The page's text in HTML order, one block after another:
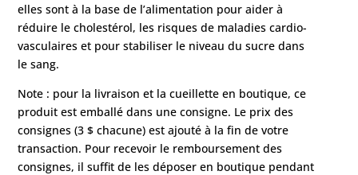
elles sont à la base de l’alimentation pour aider à
réduire le cholestérol, les risques de maladies cardio-
vasculaires et pour stabiliser le niveau du sucre dans
le sang.
Note : pour la livraison et la cueillette en boutique, ce
produit est emballé dans une consigne. Le prix des
consignes (3 $ chacune) est ajouté à la fin de votre
transaction. Pour recevoir le remboursement des
consignes, il suffit de les déposer en boutique pendant